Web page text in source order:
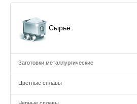
Сырьё
Заготовки металлургические
Цветные сплавы